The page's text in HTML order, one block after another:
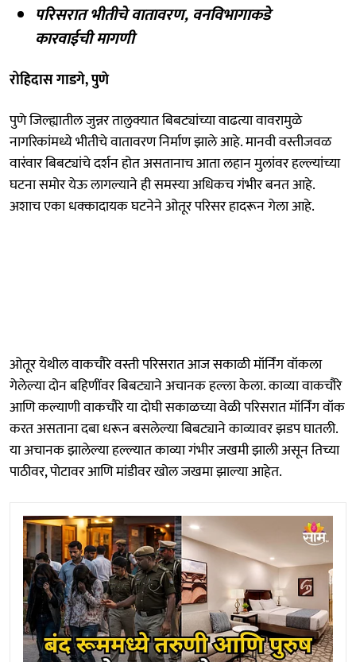
परिसरात भीतीचे वातावरण, वनविभागाकडे
कारवाईची मागणी
रोहिदास गाडगे, पुणे
पुणे जिल्ह्यातील जुन्नर तालुक्यात बिबट्यांच्या वाढत्या वावरामुळे
नागरिकांमध्ये भीतीचे वातावरण निर्माण झाले आहे. मानवी वस्तीजवळ
वारंवार बिबट्यांचे दर्शन होत असतानाच आता लहान मुलांवर हल्ल्यांच्या
घटना समोर येऊ लागल्याने ही समस्या अधिकच गंभीर बनत आहे.
अशाच एका धक्कादायक घटनेने ओतूर परिसर हादरून गेला आहे.
ओतूर येथील वाकचौरे वस्ती परिसरात आज सकाळी मॉर्निंग वॉकला
गेलेल्या दोन बहिणींवर बिबट्याने अचानक हल्ला केला. काव्या वाकचौरे
आणि कल्याणी वाकचौरे या दोघी सकाळच्या वेळी परिसरात मॉर्निंग वॉक
करत असताना दबा धरून बसलेल्या बिबट्याने काव्यावर झडप घातली.
या अचानक झालेल्या हल्ल्यात काव्या गंभीर जखमी झाली असून तिच्या
पाठीवर, पोटावर आणि मांडीवर खोल जखमा झाल्या आहेत.